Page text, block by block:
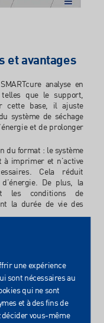
une expérience
sont nécessaires au
qui ne sont
et à des fins de
décider vous-même
et avantages
analyse en
que le support,
cette base, il ajuste
système de séchage
et de prolonger
du format : le système
à imprimer et n’active
Cela réduit
De plus, la
les conditions de
la durée de vie des
et analyser les
une maintenance
et l’apprentissage
GmbH & Co. KG
à Francfort, en